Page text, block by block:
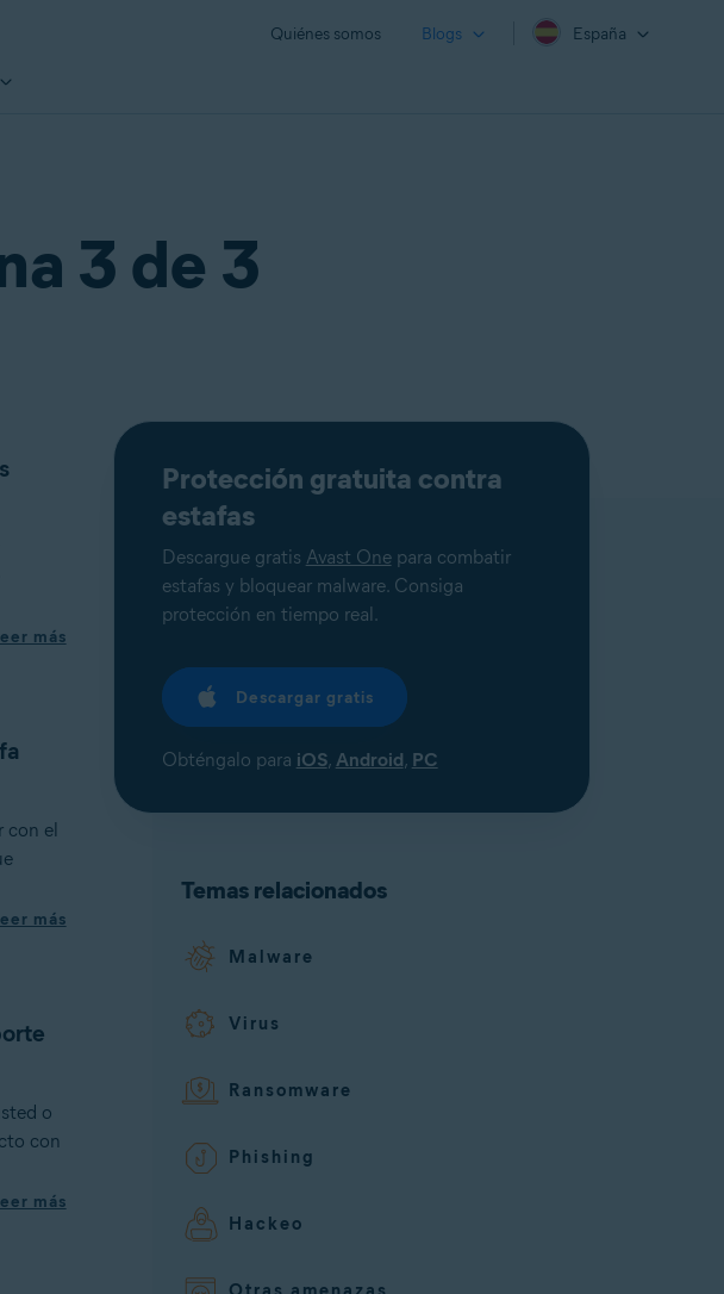
Quiénes somos Blogs España
3 de 3
más
con el
más
o
con
más
Protección gratuita contra
estafas
Descargue gratis Avast Onepara combatir
estafas y bloquear malware. Consiga
protección en tiempo real.
Descargar gratis
Obténgalo para iOS, Android, PC
Temas relacionados
Malware
Virus
Ransomware
Phishing
Hackeo